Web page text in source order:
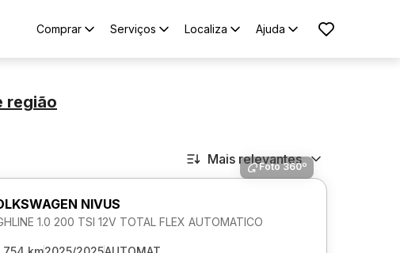
Comprar Serviços Localiza Ajuda
região
Mais relevantes
Foto 360º
NIVUS
1.0 200 TSI 12V TOTAL FLEX AUTOMATICO